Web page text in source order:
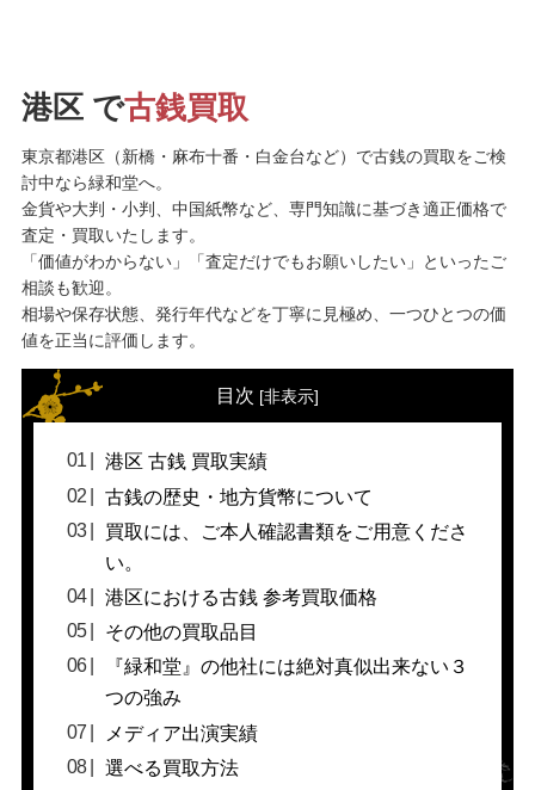
港区 で古銭買取
東京都港区（新橋・麻布十番・白金台など）で古銭の買取をご検
討中なら緑和堂へ。
金貨や大判・小判、中国紙幣など、専門知識に基づき適正価格で
査定・買取いたします。
「価値がわからない」「査定だけでもお願いしたい」といったご
相談も歓迎。
相場や保存状態、発行年代などを丁寧に見極め、一つひとつの価
値を正当に評価します。
目次 [非表示]
港区 古銭 買取実績
古銭の歴史・地方貨幣について
買取には、ご本人確認書類をご用意くださ
い。
港区における古銭 参考買取価格
その他の買取品目
『緑和堂』の他社には絶対真似出来ない３
つの強み
メディア出演実績
選べる買取方法